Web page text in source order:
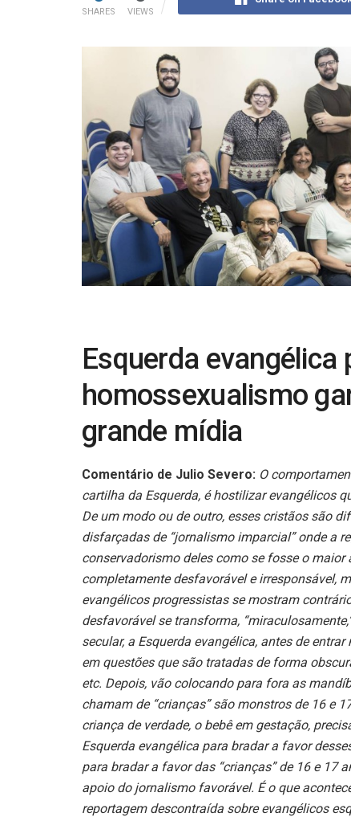
SHARES VIEWS
Esquerda evangélica
homossexualismo
grande mídia
Comentário de Julio Severo: O
cartilha da Esquerda, é hostilizar evangélicos
De um modo ou de outro, esses cristãos são
disfarçadas de “jornalismo imparcial” onde a
conservadorismo deles como se fosse o
completamente desfavorável e irresponsável,
evangélicos progressistas se mostram
desfavorável se transforma,
secular, a Esquerda evangélica, antes de
em questões que são tratadas de forma
etc. Depois, vão colocando para fora as
chamam de “crianças” são monstros de 16 e
criança de verdade, o bebê em gestação,
Esquerda evangélica para bradar a favor
para bradar a favor das “crianças” de 16 e 17
apoio do jornalismo favorável. É o que
reportagem descontraída sobre evangélicos